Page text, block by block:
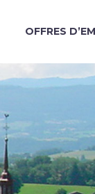
OFFRES